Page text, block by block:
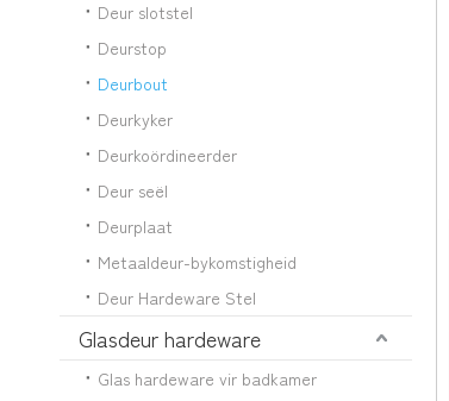
Deur slotstel
Deurstop
Deurbout
Deurkyker
Deurkoördineerder
Deur seël
Deurplaat
Metaaldeur-bykomstigheid
Deur Hardeware Stel
Glasdeur hardeware
Glas hardeware vir badkamer